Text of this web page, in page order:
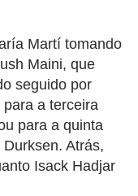
Martí tomando
Maini, que
seguido por
a terceira
para a quinta
Atrás,
Isack Hadjar